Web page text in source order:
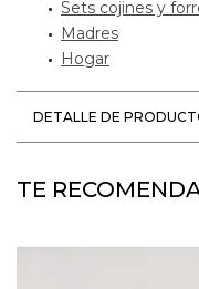
Sets cojines y
Madres
Hogar
DETALLE DE
TE